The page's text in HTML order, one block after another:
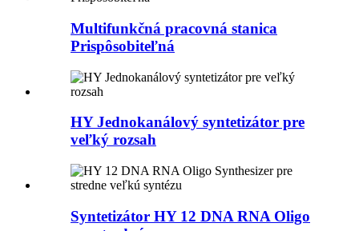
Multifunkčná pracovná stanica
Prispôsobiteľná
HY Jednokanálový syntetizátor pre
veľký rozsah
Syntetizátor HY 12 DNA RNA Oligo